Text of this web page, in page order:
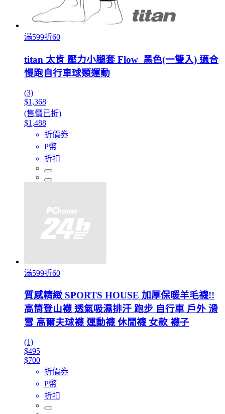
滿599折60
titan 太肯 壓力小腿套 Flow_黑色(一雙入) 適合
慢跑自行車球類運動
(3)
$1,368
(售價已折)
$1,488
折價券
P幣
折扣
滿599折60
質感精緻 SPORTS HOUSE 加厚保暖羊毛襪!!
高筒登山襪 透氣吸濕排汗 跑步 自行車 戶外 滑
雪 高爾夫球襪 運動襪 休閒襪 女款 襪子
(1)
$495
$700
折價券
P幣
折扣